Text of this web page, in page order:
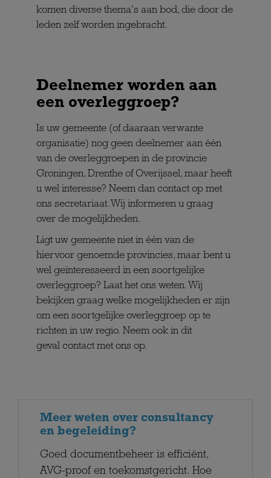
komen diverse thema's aan bod, die door de
leden zelf worden ingebracht.
Deelnemer worden aan
een overleggroep?
Is uw gemeente (of daaraan verwante
organisatie) nog geen deelnemer aan één
van de overleggroepen in de provincie
Groningen, Drenthe of Overijssel, maar heeft
u wel interesse? Neem dan contact op met
ons secretariaat. Wij informeren u graag
over de mogelijkheden.
Ligt uw gemeente niet in één van de
hiervoor genoemde provincies, maar bent u
wel geïnteresseerd in een soortgelijke
overleggroep? Laat het ons weten. Wij
bekijken graag welke mogelijkheden er zijn
om een soortgelijke overleggroep op te
richten in uw regio. Neem ook in dit
geval contact met ons op.
Meer weten over consultancy
en begeleiding?
Goed documentbeheer is efficiënt,
AVG-proof en toekomstgericht. Hoe